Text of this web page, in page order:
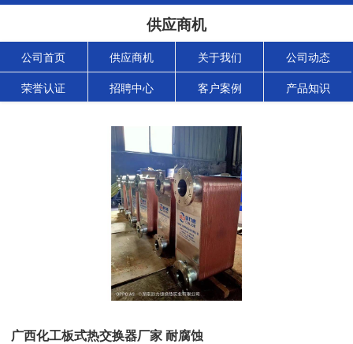
供应商机
公司首页 供应商机 关于我们 公司动态
荣誉认证 招聘中心 客户案例 产品知识
广西化工板式热交换器厂家 耐腐蚀